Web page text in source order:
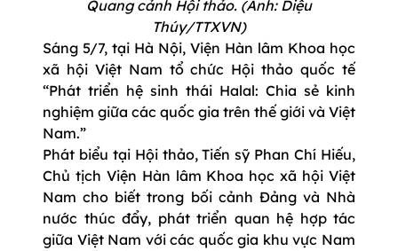
Quang cảnh Hội thảo. (Ảnh: Diệu
Thúy/TTXVN)
Sáng 5/7, tại Hà Nội, Viện Hàn lâm Khoa học
xã hội Việt Nam tổ chức Hội thảo quốc tế
“Phát triển hệ sinh thái Halal: Chia sẻ kinh
nghiệm giữa các quốc gia trên thế giới và Việt
Nam.”
Phát biểu tại Hội thảo, Tiến sỹ Phan Chí Hiếu,
Chủ tịch Viện Hàn lâm Khoa học xã hội Việt
Nam cho biết trong bối cảnh Đảng và Nhà
nước thúc đẩy, phát triển quan hệ hợp tác
giữa Việt Nam với các quốc gia khu vực Nam